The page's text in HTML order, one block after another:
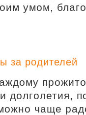
умом,
за родителей
долголетия,
чаще